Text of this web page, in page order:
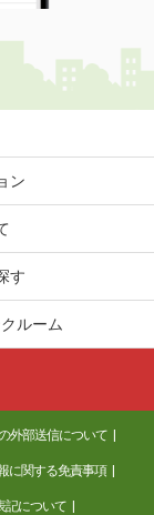
ン
す
ルーム
外部送信について
に関する免責事項
記について